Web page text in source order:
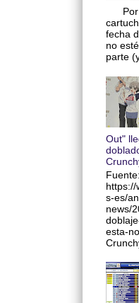
Por
fecha
no
parte
Out"
Fuente:
https://
s-es/
news/
esta-